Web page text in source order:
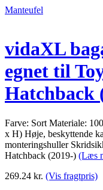
Manteufel
vidaXL
egnet til
Hatchback
Farve: Sort Materiale:
x H) Høje, beskyttende
monteringshuller
Hatchback (2019-) (Læs
269.24 kr. (Vis fragtpris)